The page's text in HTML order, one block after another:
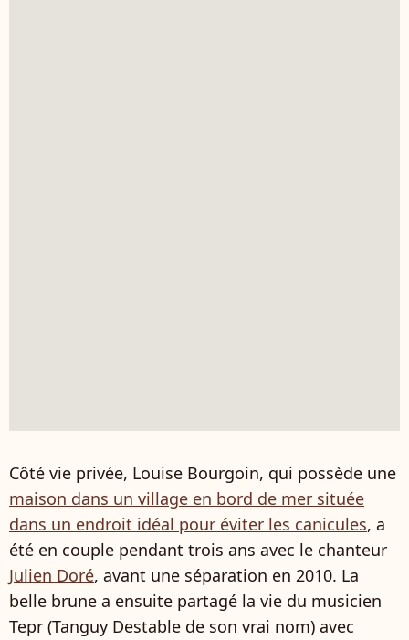
Côté vie privée, Louise Bourgoin, qui possède une
maison dans un village en bord de mer située
dans un endroit idéal pour éviter les canicules, a
été en couple pendant trois ans avec le chanteur
Julien Doré, avant une séparation en 2010. La
belle brune a ensuite partagé la vie du musicien
Tepr (Tanguy Destable de son vrai nom) avec